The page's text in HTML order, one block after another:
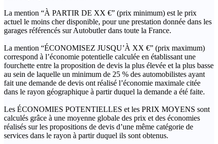
La mention “À PARTIR DE XX €” (prix minimum) est le prix
actuel le moins cher disponible, pour une prestation donnée dans les
garages référencés sur Autobutler dans toute la France.
La mention “ÉCONOMISEZ JUSQU’À XX €” (prix maximum)
correspond à l’économie potentielle calculée en établissant une
fourchette entre la proposition de devis la plus élevée et la plus basse
au sein de laquelle un minimum de 25 % des automobilistes ayant
fait une demande de devis ont réalisé l’économie maximale citée
dans le rayon géographique à partir duquel la demande a été faite.
Les ÉCONOMIES POTENTIELLES et les PRIX MOYENS sont
calculés grâce à une moyenne globale des prix et des économies
réalisés sur les propositions de devis d’une même catégorie de
services dans le rayon à partir duquel ils sont obtenus.